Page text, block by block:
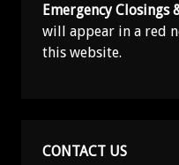
Emergency Closings
will appear in a red
this website.
CONTACT US